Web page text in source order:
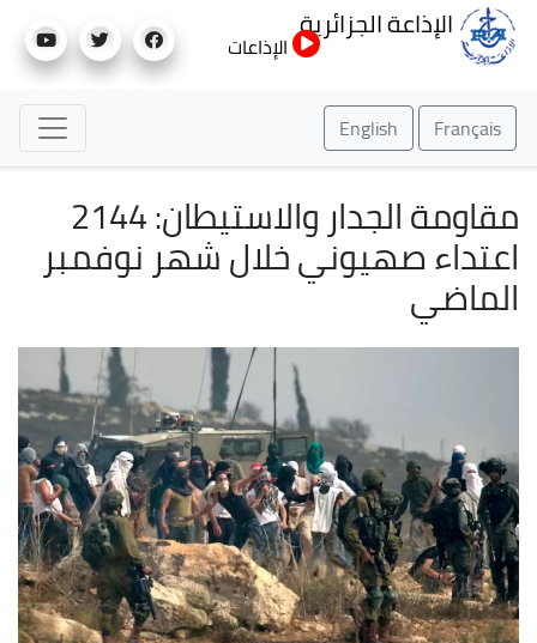
إلى
الإذاعة الجزائرية
الإذاعات
Français
English
مقاومة الجدار والاستيطان: 2144
اعتداء صهيوني خلال شهر نوفمبر
الماضي